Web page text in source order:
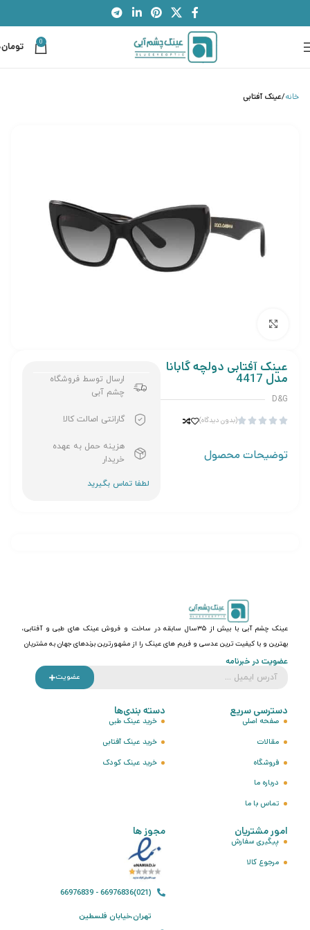
0 تومان
خانه عینک آفتابی
عینک آفتابی دولچه گابانا
مدل 4417
D&G




(بدون دیدگاه)
توضیحات محصول
ارسال توسط فروشگاه
چشم آبی
گارانتی اصالت کالا
هزینه حمل به عهده
خریدار
عینک چشم آبی با بیش از ۳۵سال سابقه در ساخت و فروش عینک های طبی و آفتابی،
بهترین و با کیفیت ترین عدسی و فریم های عینک را از مشهورترین برندهای جهان به مشتریان
عضویت در خبرنامه
عضویت
دسترسی سریع
صفحه اصلی
مقالات
فروشگاه
درباره ما
تماس با ما
دسته بندی‌ها
خرید عینک طبی
خرید عینک آفتابی
خرید عینک کودک
امور مشتریان
پیگیری سفارش
مرجوع کالا
مجوز ها
(021)66976836 - 66976839
تهران،خیابان فلسطین